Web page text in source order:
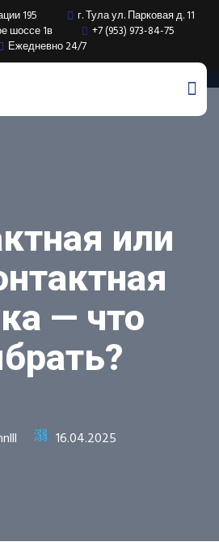
195
г. Тула ул. Парковая д. 11
шоссе 1в
+7 (953) 973-84-75
Ежедневно 24/7
или
— что
16.04.2025